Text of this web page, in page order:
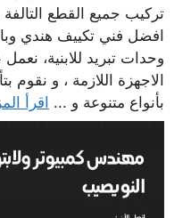
تركيب جميع القطع
افضل فني تكييف هندي
وحدات تبريد للابنية،
الاجهزة اللازمة ، و نقوم
بأنواع متنوعة و ... اقرأ